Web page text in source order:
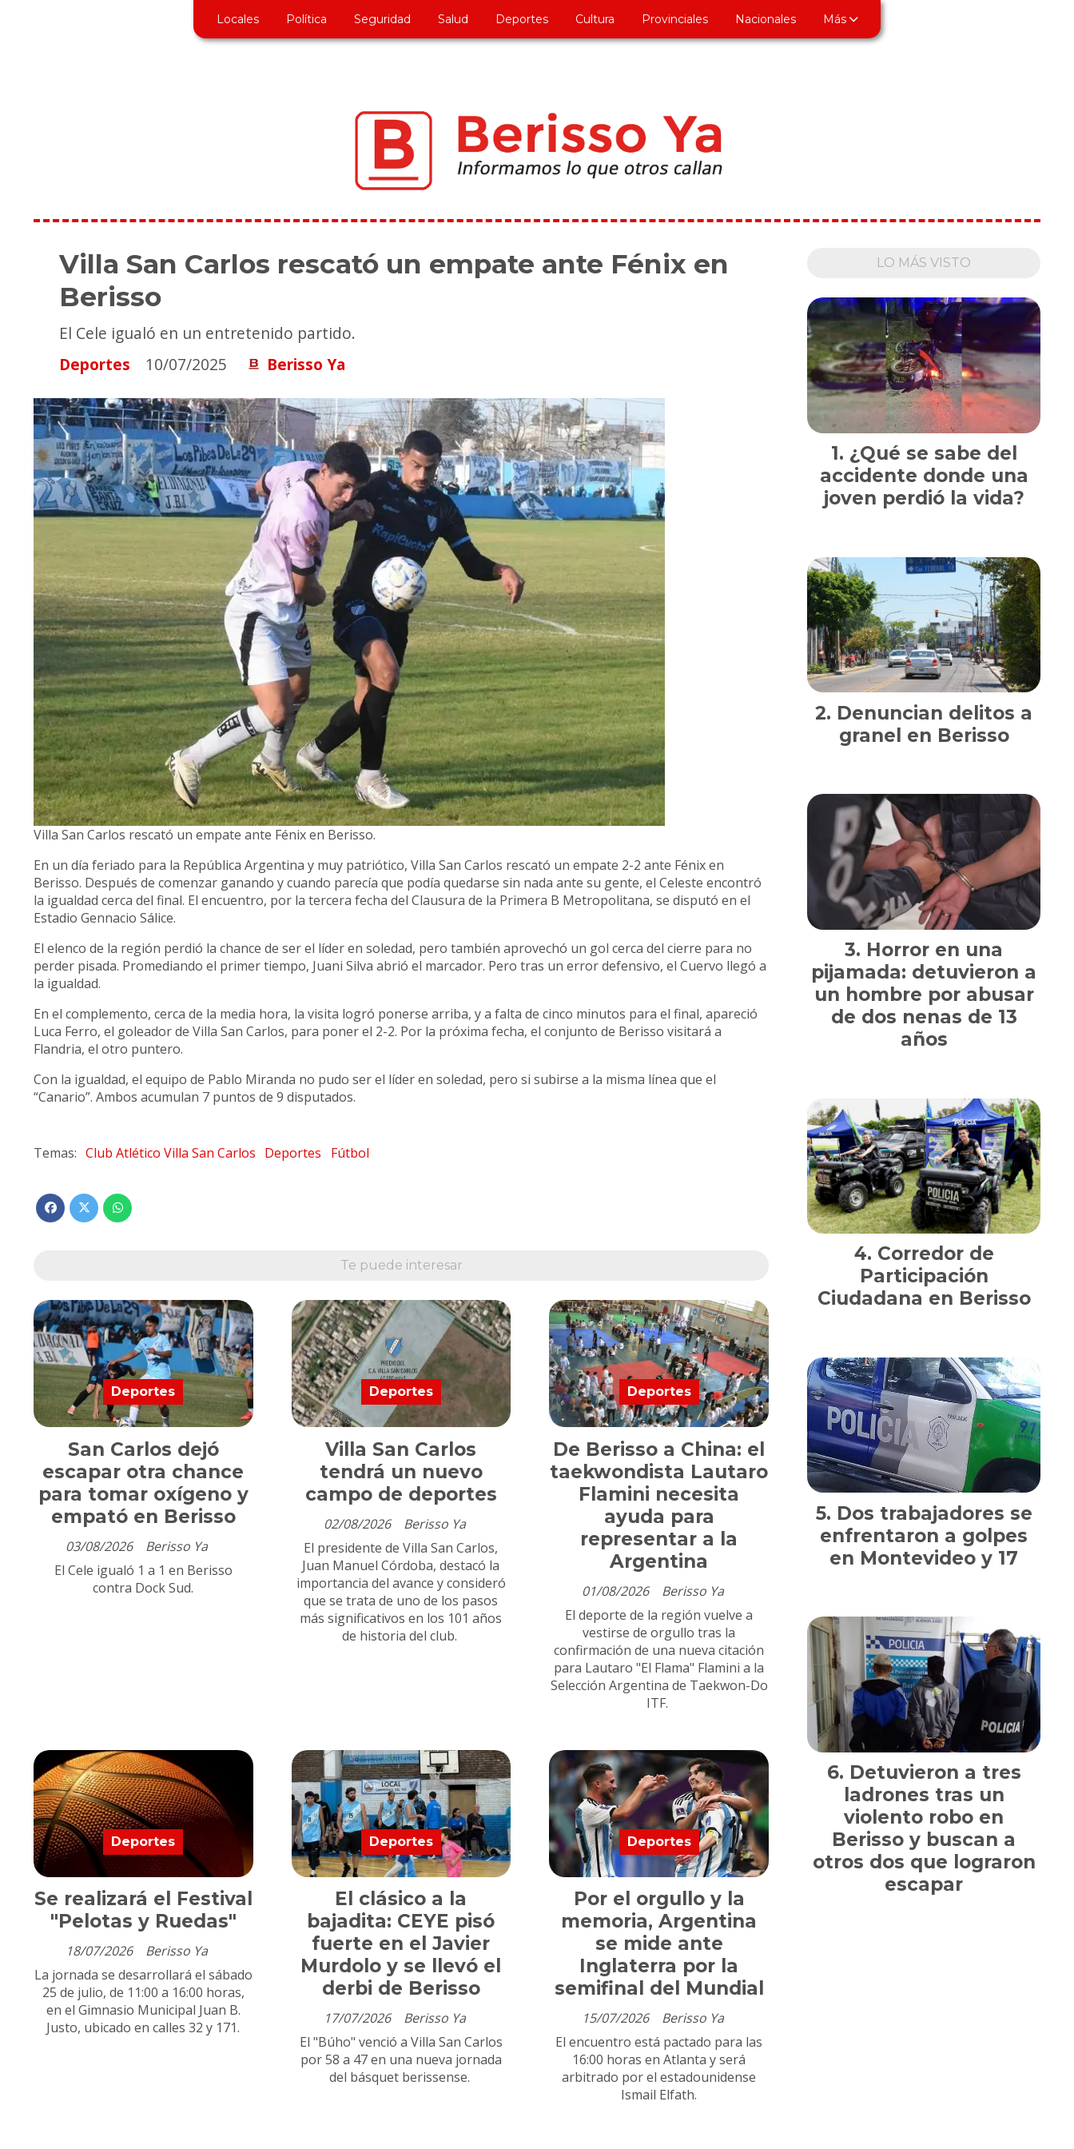
Locales Política Seguridad Salud Deportes Cultura Provinciales Nacionales Más
Villa San Carlos rescató un empate ante Fénix en
Berisso
El Cele igualó en un entretenido partido.
Deportes
10/07/2025 Berisso Ya
Villa San Carlos rescató un empate ante Fénix en Berisso.
En un día feriado para la República Argentina y muy patriótico, Villa San Carlos rescató un empate 2-2 ante Fénix en
Berisso. Después de comenzar ganando y cuando parecía que podía quedarse sin nada ante su gente, el Celeste encontró
la igualdad cerca del final. El encuentro, por la tercera fecha del Clausura de la Primera B Metropolitana, se disputó en el
Estadio Gennacio Sálice.
El elenco de la región perdió la chance de ser el líder en soledad, pero también aprovechó un gol cerca del cierre para no
perder pisada. Promediando el primer tiempo, Juani Silva abrió el marcador. Pero tras un error defensivo, el Cuervo llegó a
la igualdad.
En el complemento, cerca de la media hora, la visita logró ponerse arriba, y a falta de cinco minutos para el final, apareció
Luca Ferro, el goleador de Villa San Carlos, para poner el 2-2. Por la próxima fecha, el conjunto de Berisso visitará a
Flandria, el otro puntero.
Con la igualdad, el equipo de Pablo Miranda no pudo ser el líder en soledad, pero si subirse a la misma línea que el
“Canario”. Ambos acumulan 7 puntos de 9 disputados.
Club Atlético Villa San Carlos Deportes Fútbol
Te puede interesar
San Carlos dejó
escapar otra chance
para tomar oxígeno y
empató en Berisso
Berisso Ya
Deportes
03/08/2026
El Cele igualó 1 a 1 en Berisso
contra Dock Sud.
Villa San Carlos
tendrá un nuevo
campo de deportes
Berisso Ya
Deportes
02/08/2026
El presidente de Villa San Carlos,
Juan Manuel Córdoba, destacó la
importancia del avance y consideró
que se trata de uno de los pasos
más significativos en los 101 años
de historia del club.
De Berisso a China: el
taekwondista Lautaro
Flamini necesita
ayuda para
representar a la
Argentina
Berisso Ya
Deportes
01/08/2026
El deporte de la región vuelve a
vestirse de orgullo tras la
confirmación de una nueva citación
para Lautaro "El Flama" Flamini a la
Selección Argentina de Taekwon-Do
ITF.
Se realizará el Festival
"Pelotas y Ruedas"
Berisso Ya
Deportes
18/07/2026
La jornada se desarrollará el sábado
25 de julio, de 11:00 a 16:00 horas,
en el Gimnasio Municipal Juan B.
Justo, ubicado en calles 32 y 171.
El clásico a la
bajadita: CEYE pisó
fuerte en el Javier
Murdolo y se llevó el
derbi de Berisso
Berisso Ya
Deportes
17/07/2026
El "Búho" venció a Villa San Carlos
por 58 a 47 en una nueva jornada
del básquet berissense.
Por el orgullo y la
memoria, Argentina
se mide ante
Inglaterra por la
semifinal del Mundial
Berisso Ya
Deportes
15/07/2026
El encuentro está pactado para las
16:00 horas en Atlanta y será
arbitrado por el estadounidense
Ismail Elfath.
LO MÁS VISTO
¿Qué se sabe del
accidente donde una
joven perdió la vida?
Denuncian delitos a
granel en Berisso
Horror en una
pijamada: detuvieron a
un hombre por abusar
de dos nenas de 13
años
Corredor de
Participación
Ciudadana en Berisso
Dos trabajadores se
enfrentaron a golpes
en Montevideo y 17
Detuvieron a tres
ladrones tras un
violento robo en
Berisso y buscan a
otros dos que lograron
escapar